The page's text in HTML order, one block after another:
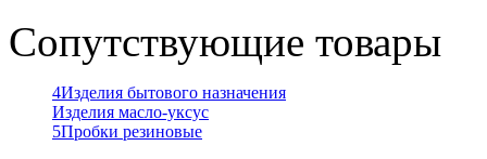
Сопутствующие товары
4Изделия бытового назначения
Изделия масло-уксус
5Пробки резиновые